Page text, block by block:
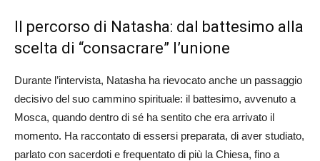
Il percorso di Natasha: dal battesimo alla
scelta di “consacrare” l’unione
Durante l’intervista, Natasha ha rievocato anche un passaggio
decisivo del suo cammino spirituale: il battesimo, avvenuto a
Mosca, quando dentro di sé ha sentito che era arrivato il
momento. Ha raccontato di essersi preparata, di aver studiato,
parlato con sacerdoti e frequentato di più la Chiesa, fino a